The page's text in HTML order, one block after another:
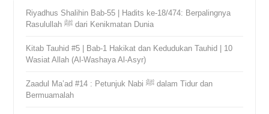
Riyadhus Shalihin Bab-55 | Hadits ke-18/474: Berpalingnya
Rasulullah ﷺ dari Kenikmatan Dunia
Kitab Tauhid #5 | Bab-1 Hakikat dan Kedudukan Tauhid | 10
Wasiat Allah (Al-Washaya Al-Asyr)
Zaadul Ma’ad #14 : Petunjuk Nabi ﷺ dalam Tidur dan
Bermuamalah